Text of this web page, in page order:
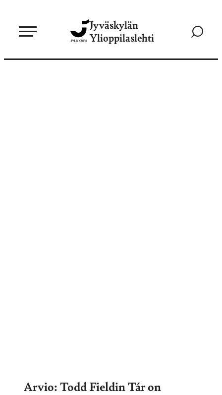
sisältöön
Jyväskylän
Ylioppilaslehti
Siirry
Arvio: Todd Fieldin Tár on